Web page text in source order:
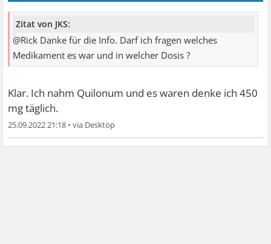
Zitat von JKS:
@Rick Danke für die Info. Darf ich fragen welches
Medikament es war und in welcher Dosis ?
Klar. Ich nahm Quilonum und es waren denke ich 450
mg täglich.
25.09.2022 21:18 •